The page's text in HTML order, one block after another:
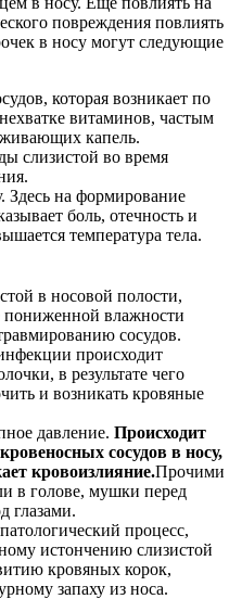
повреждения повлиять
в носу могут следующие
которая возникает по
витаминов, частым
капель.
слизистой во время
Здесь на формирование
боль, отечность и
температура тела.
в носовой полости,
влажности
сосудов.
происходит
в результате чего
и возникать кровяные
давление. Происходит
сосудов в носу,
кровоизлияние.Прочими
в голове, мушки перед
глазами.
процесс,
истончению слизистой
кровяных корок,
запаху из носа.